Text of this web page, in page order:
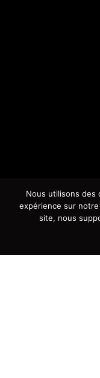
Nous utilisons des
expérience sur
site, nous